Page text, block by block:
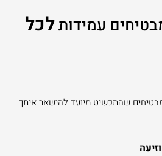
עמידותלכל
שהתכשיט מיועד להישאר איתך